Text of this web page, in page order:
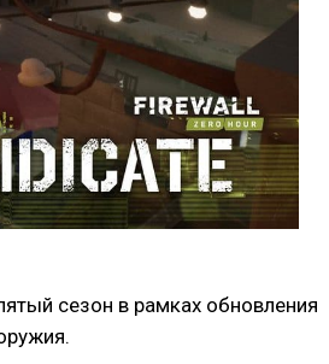
сезон в рамках обновления